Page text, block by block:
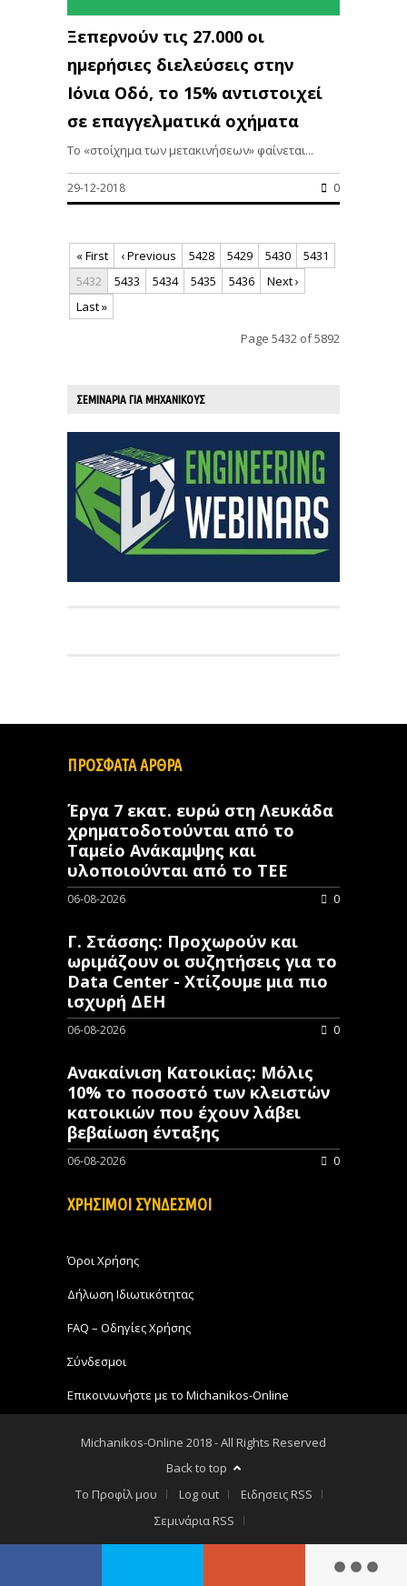
Ξεπερνούν τις 27.000 οι
ημερήσιες διελεύσεις στην
Ιόνια Οδό, το 15% αντιστοιχεί
σε επαγγελματικά οχήματα
Το «στοίχημα των μετακινήσεων» φαίνεται...
29-12-2018 0
« First ‹ Previous 5428 5429 5430
5431
5432
5433 5434 5435 5436
Next ›
Last »
Page 5432 of 5892
ΣΕΜΙΝΑΡΙΑ ΓΙΑ ΜΗΧΑΝΙΚΟΥΣ
ΠΡΟΣΦΑΤΑ ΑΡΘΡΑ
Έργα 7 εκατ. ευρώ στη Λευκάδα
χρηματοδοτούνται από το
Ταμείο Ανάκαμψης και
υλοποιούνται από το ΤΕΕ
06-08-2026 0
Γ. Στάσσης: Προχωρούν και
ωριμάζουν οι συζητήσεις για το
Data Center - Χτίζουμε μια πιο
ισχυρή ΔΕΗ
06-08-2026 0
Ανακαίνιση Κατοικίας: Μόλις
10% το ποσοστό των κλειστών
κατοικιών που έχουν λάβει
βεβαίωση ένταξης
06-08-2026 0
ΧΡΗΣΙΜΟΙ ΣΥΝΔΕΣΜΟΙ
Όροι Χρήσης
Δήλωση Ιδιωτικότητας
FAQ – Οδηγίες Χρήσης
Σύνδεσμοι
Επικοινωνήστε με το Michanikos-Online
Michanikos-Online 2018 - All Rights Reserved
Back to top
Το Προφίλ μου
Log out
Ειδησεις RSS
Σεμινάρια RSS